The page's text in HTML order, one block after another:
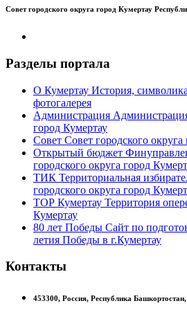
Совет городского округа город Кумертау
Разделы портала
О Кумертау История,
фотогалерея
Администрация
город Кумертау
Совет Совет городского
Открытый бюджет
городского округа город
ТИК Территориальная
городского округа город
ТОР Кумертау Территория
Кумертау
80 лет Победы Сайт по
летия Победы в г.Кумертау
Контакты
453300, Россия, Республика Башкортостан,